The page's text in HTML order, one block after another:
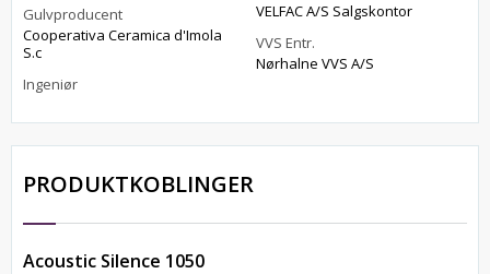
Gulvproducent
Cooperativa Ceramica d'Imola
S.c
Ingeniør
VELFAC A/S Salgskontor
VVS Entr.
Nørhalne VVS A/S
PRODUKTKOBLINGER
Acoustic Silence 1050